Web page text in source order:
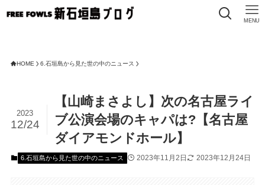
MENU
HOME 6.石垣島から見た世の中のニュース
【山崎まさよし】次の名古屋ライ
ブ公演会場のキャパは?【名古屋
ダイアモンドホール】
2023
12/24
6.石垣島から見た世の中のニュース 2023年11月2日 2023年12月24日